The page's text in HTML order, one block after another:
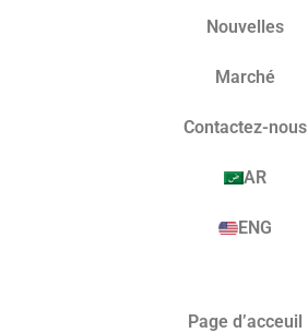
Nouvelles
Marché​
Contactez-nous
AR
ENG
Page d’acceuil